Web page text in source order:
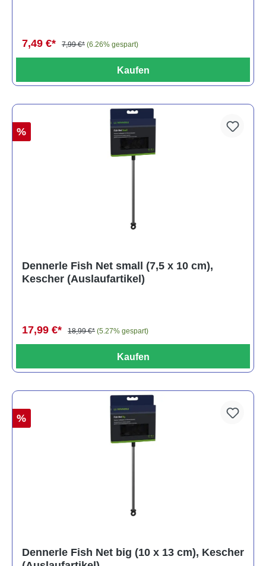
7,49 €* 7,99 €* (6.26% gespart)
Kaufen
%
Dennerle Fish Net small (7,5 x 10 cm),
Kescher (Auslaufartikel)
17,99 €* 18,99 €* (5.27% gespart)
Kaufen
%
Dennerle Fish Net big (10 x 13 cm), Kescher